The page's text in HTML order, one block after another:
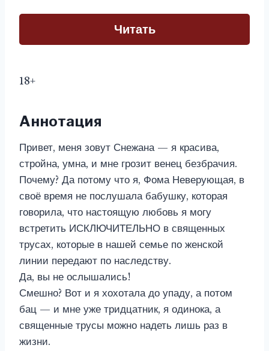
Читать
18+
Аннотация
Привет, меня зовут Снежана — я красива,
стройна, умна, и мне грозит венец безбрачия.
Почему? Да потому что я, Фома Неверующая, в
своё время не послушала бабушку, которая
говорила, что настоящую любовь я могу
встретить ИСКЛЮЧИТЕЛЬНО в священных
трусах, которые в нашей семье по женской
линии передают по наследству.
Да, вы не ослышались!
Смешно? Вот и я хохотала до упаду, а потом
бац — и мне уже тридцатник, я одинока, а
священные трусы можно надеть лишь раз в
жизни.